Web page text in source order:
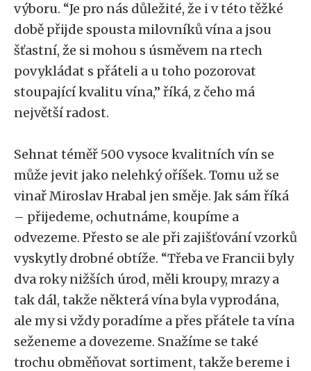
výboru. “Je pro nás důležité, že i v této těžké
době přijde spousta milovníků vína a jsou
šťastní, že si mohou s úsměvem na rtech
povykládat s přáteli a u toho pozorovat
stoupající kvalitu vína,” říká, z čeho má
největší radost.
Sehnat téměř 500 vysoce kvalitních vín se
může jevit jako nelehký oříšek. Tomu už se
vinař Miroslav Hrabal jen směje. Jak sám říká
– přijedeme, ochutnáme, koupíme a
odvezeme. Přesto se ale při zajišťování vzorků
vyskytly drobné obtíže. “Třeba ve Francii byly
dva roky nižších úrod, měli kroupy, mrazy a
tak dál, takže některá vína byla vyprodána,
ale my si vždy poradíme a přes přátele ta vína
seženeme a dovezeme. Snažíme se také
trochu obměňovat sortiment, takže bereme i